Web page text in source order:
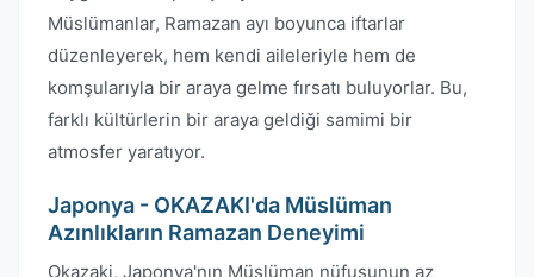
Müslümanlar, Ramazan ayı boyunca iftarlar
düzenleyerek, hem kendi aileleriyle hem de
komşularıyla bir araya gelme fırsatı buluyorlar. Bu,
farklı kültürlerin bir araya geldiği samimi bir
atmosfer yaratıyor.
Japonya - OKAZAKI'da Müslüman
Azınlıkların Ramazan Deneyimi
Okazaki, Japonya'nın Müslüman nüfusunun az